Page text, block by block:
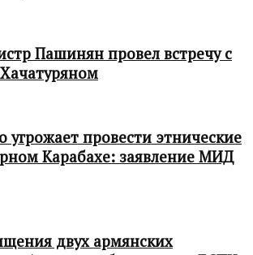
Пашинян провел встречу с
угрожает провести этнические
Карабахе: заявление МИД
двух армянских